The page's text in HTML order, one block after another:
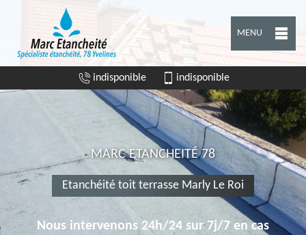
MENU
indisponible indisponible
MARC ETANCHEITÉ 78
Etanchéité toit terrasse Marly Le Roi
Nous intervenons 24h/24 sur 7j/7 en cas